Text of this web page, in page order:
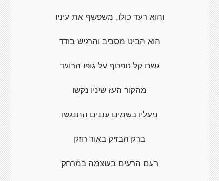
והוא רעד כולו, משפשף את עיניו
הוא הביט מסביב והרגיש בודד
גשם קל טפטף על גופו הרועד
מהקור העז שיניו נקשו
מעליו בשמים עננים התנגשו
ברק הבזיק באור חזק
רעם הרעים בעוצמה במרחק